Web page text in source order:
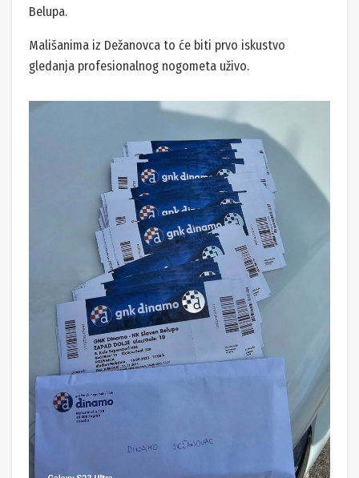
Belupa.
Mališanima iz Dežanovca to će biti prvo iskustvo
gledanja profesionalnog nogometa uživo.